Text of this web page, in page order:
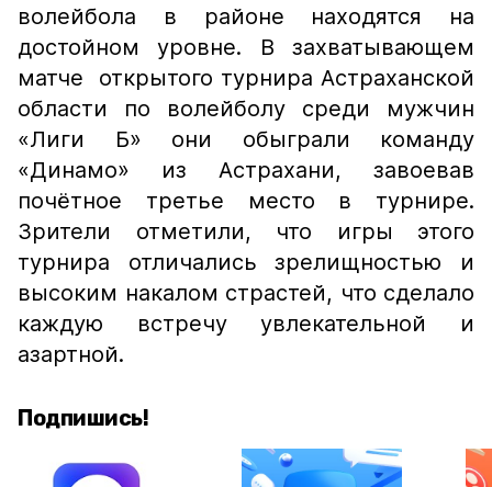
волейбола в районе находятся на
достойном уровне. В захватывающем
матче открытого турнира Астраханской
области по волейболу среди мужчин
«Лиги Б» они обыграли команду
«Динамо» из Астрахани, завоевав
почётное третье место в турнире.
Зрители отметили, что игры этого
турнира отличались зрелищностью и
высоким накалом страстей, что сделало
каждую встречу увлекательной и
азартной.
Подпишись!